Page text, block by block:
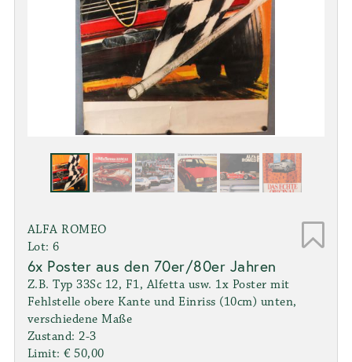
ALFA ROMEO
Lot: 6
6x Poster aus den 70er/80er Jahren
Z.B. Typ 33Sc 12, F1, Alfetta usw. 1x Poster mit
Fehlstelle obere Kante und Einriss (10cm) unten,
verschiedene Maße
Zustand: 2-3
Limit: € 50,00